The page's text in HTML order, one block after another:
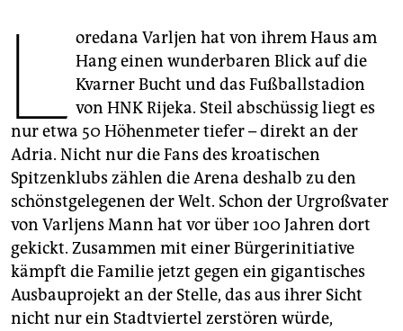
genossenschaft
epaper login
L oredana Varljen hat von ihrem Haus am
Hang einen wunderbaren Blick auf die
Kvarner Bucht und das Fußballstadion
von HNK Rijeka. Steil abschüssig liegt es
nur etwa 50 Höhenmeter tiefer – direkt an der
Adria. Nicht nur die Fans des kroatischen
Spitzenklubs zählen die Arena deshalb zu den
schönstgelegenen der Welt. Schon der Urgroßvater
von Varljens Mann hat vor über 100 Jahren dort
gekickt. Zusammen mit einer Bürgerinitiative
kämpft die Familie jetzt gegen ein gigantisches
Ausbauprojekt an der Stelle, das aus ihrer Sicht
nicht nur ein Stadtviertel zerstören würde,